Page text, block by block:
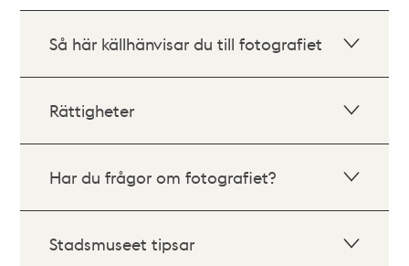
Så här källhänvisar du till fotografiet
Rättigheter
Har du frågor om fotografiet?
Stadsmuseet tipsar